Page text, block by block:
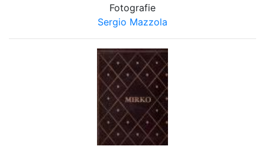
Fotografie
Sergio Mazzola